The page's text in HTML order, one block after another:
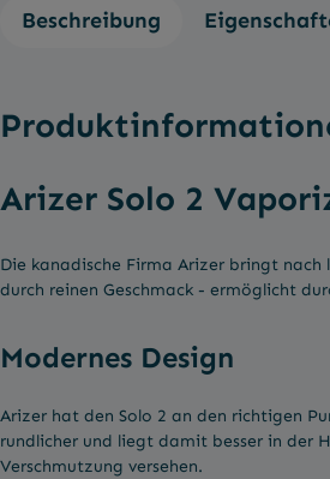
Beschreibung
Arizer Solo 2
Die kanadische Firma Arizer bringt
durch reinen Geschmack - ermöglicht
Modernes Design
Arizer hat den Solo 2 an den richtigen
rundlicher und liegt damit besser in der
Verschmutzung versehen.